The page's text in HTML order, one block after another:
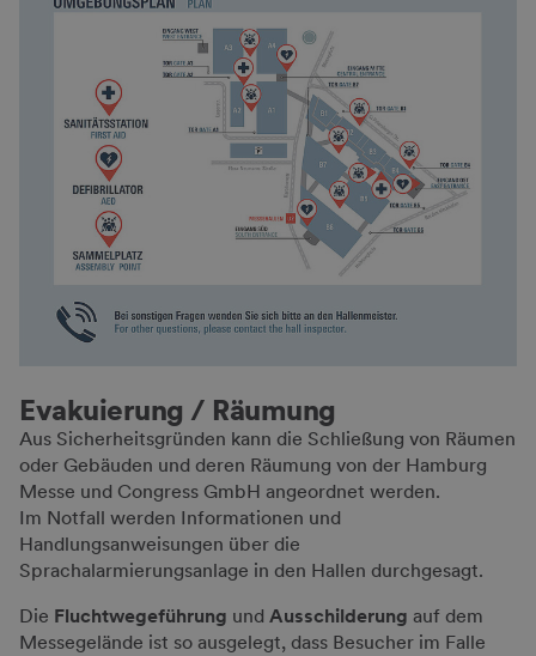
Evakuierung / Räumung
Aus Sicherheitsgründen kann die Schließung von Räumen
oder Gebäuden und deren Räumung von der Hamburg
Messe und Congress GmbH angeordnet werden.
Im Notfall werden Informationen und
Handlungsanweisungen über die
Sprachalarmierungsanlage in den Hallen durchgesagt.
Die Fluchtwegeführung und Aus­schil­derung auf dem
Messegelände ist so ausgelegt, dass Besucher im Falle